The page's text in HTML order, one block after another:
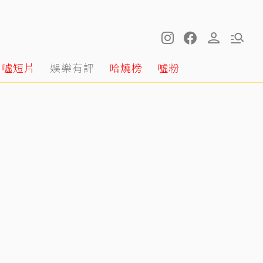
噓短片 娛樂有評 哈燒榜 噓粉